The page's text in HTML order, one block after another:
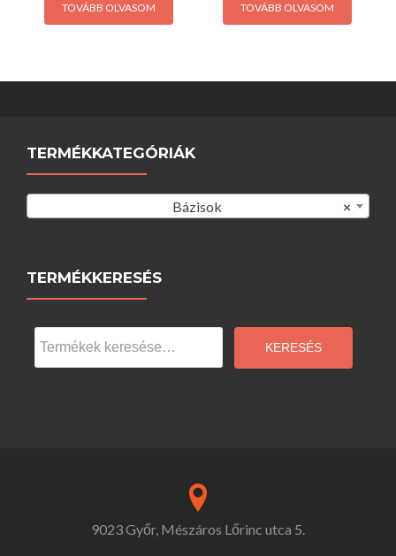
TOVÁBB OLVASOM TOVÁBB OLVASOM
TERMÉKKATEGÓRIÁK
×
Bázisok
TERMÉKKERESÉS
Keresés
a
KERESÉS
9023 Győr, Mészáros Lőrinc utca 5.